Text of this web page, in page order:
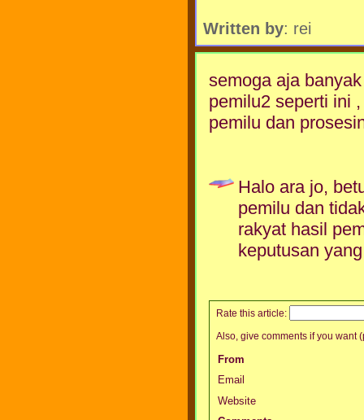
Written by: rei
semoga aja
pemilu2 seperti ini
pemilu dan
Halo ara jo,
pemilu dan
rakyat hasil
keputusan
Rate this article:
Also, give comments if you want
From
Email
Website